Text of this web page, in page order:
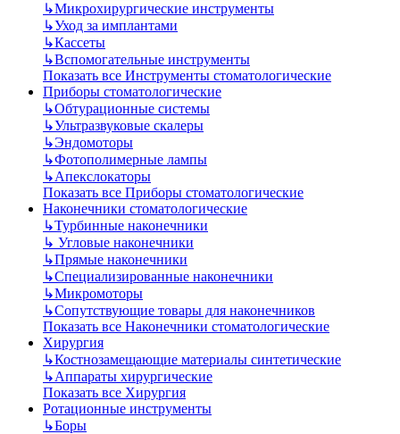
↳Микрохирургические инструменты
↳Уход за имплантами
↳Кассеты
↳Вспомогательные инструменты
Показать все Инструменты стоматологические
Приборы стоматологические
↳Обтурационные системы
↳Ультразвуковые скалеры
↳Эндомоторы
↳Фотополимерные лампы
↳Апекслокаторы
Показать все Приборы стоматологические
Наконечники стоматологические
↳Турбинные наконечники
↳ Угловые наконечники
↳Прямые наконечники
↳Специализированные наконечники
↳Микромоторы
↳Сопутствующие товары для наконечников
Показать все Наконечники стоматологические
Хирургия
↳Костнозамещающие материалы синтетические
↳Аппараты хирургические
Показать все Хирургия
Ротационные инструменты
↳Боры